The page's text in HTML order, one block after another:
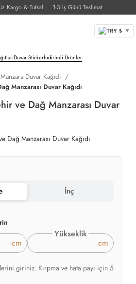
Kargo & Tutkal 1-3 İş Günü Teslimat
TRY ₺ ▼
Duvar Stickerİndirimli Ürünler
Manzara Duvar Kağıdı
Manzarası Duvar Kağıdı
ve Dağ Manzarası Duvar
İnç
cm
Yükseklik
cm
giriniz. Kırpma ve hata payı için 5